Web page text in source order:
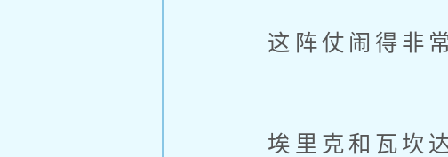
这阵仗闹得非常
埃里克和瓦坎达